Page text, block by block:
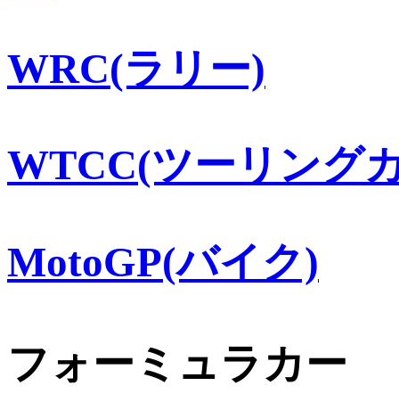
WRC(ラリー)
WTCC(ツーリング
MotoGP(バイク)
フォーミュラカー